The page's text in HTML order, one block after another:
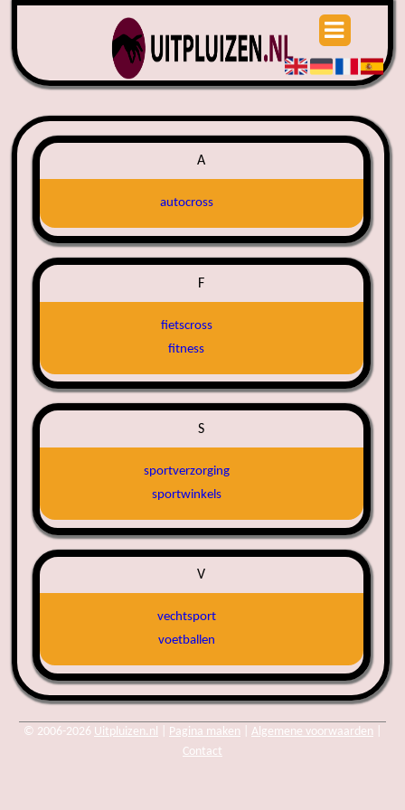
A
autocross
F
fietscross
fitness
S
sportverzorging
sportwinkels
V
vechtsport
voetballen
© 2006-2026 Uitpluizen.nl Pagina maken Algemene voorwaarden
Contact